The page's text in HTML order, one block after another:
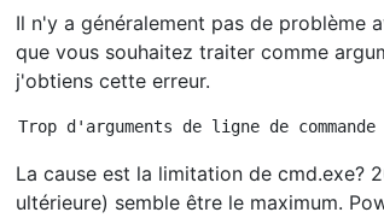
Il n'y a généralement pas de problème
que vous souhaitez traiter comme
j'obtiens cette erreur.
La cause est la limitation de cmd.exe?
ultérieure) semble être le maximum.